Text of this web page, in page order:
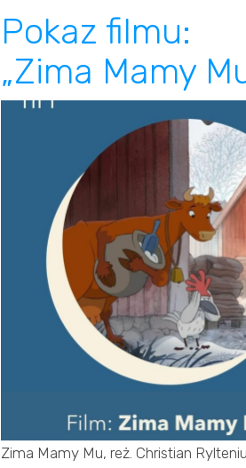
Pokaz filmu:
„Zima Mamy
Zima Mamy Mu, reż. Christian